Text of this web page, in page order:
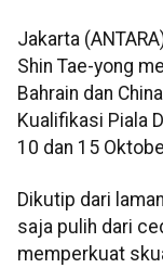
Jakarta
Shin Tae-yong
Bahrain dan
Kualifikasi Piala
10 dan 15
Dikutip dari
saja pulih dari
memperkuat